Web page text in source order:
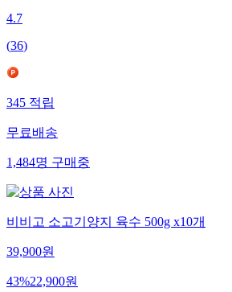
4.7
(36)
345적립
무료배송
1,484명구매중
비비고 소고기양지 육수 500g x10개
39,900원
43%22,900원